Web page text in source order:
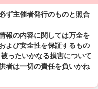
ず主催者発行のものと照合
報の内容に関しては万全を
よび安全性を保証するもの
ったいかなる損害について
者は一切の責任を負いかね